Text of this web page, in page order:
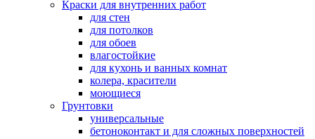
Краски для внутренних работ
для стен
для потолков
для обоев
влагостойкие
для кухонь и ванных комнат
колера, красители
моющиеся
Грунтовки
универсальные
бетоноконтакт и для сложных поверхностей